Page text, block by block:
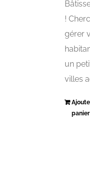
!
gérer
un
villes
panier